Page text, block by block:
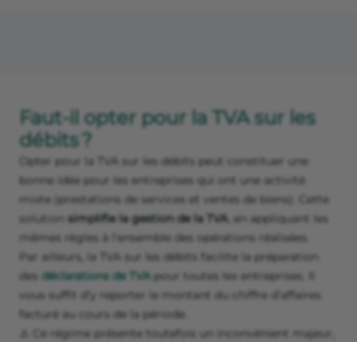
Faut-il opter pour la TVA sur les
débits ?
Opter pour la TVA sur les débits peut constituer une
bonne idée pour les entreprises qui ont une activité
mixte (prestations de services et ventes de biens). Cette
solution simplifie la gestion de la TVA, en appliquant les
mêmes règles à l’ensemble des opérations réalisées.
Par ailleurs, la TVA sur les débits facilite la préparation
des déclarations de TVA pour toutes les entreprises. Il
vous suffit d’y reporter le montant du chiffre d’affaires
facturé au cours de la période.
⚠️ Ce régime présente toutefois un inconvénient majeur,